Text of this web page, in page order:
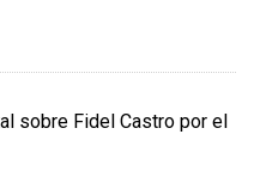
sobre Fidel Castro por el